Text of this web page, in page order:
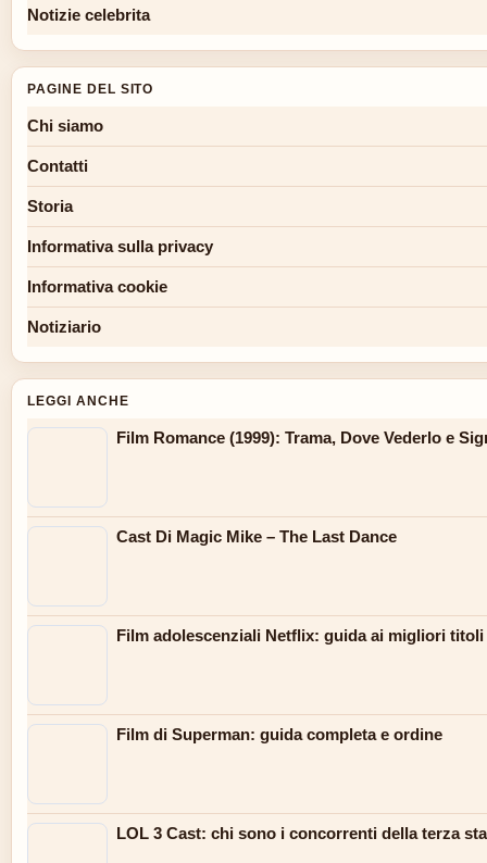
Notizie celebrita
PAGINE DEL SITO
Chi siamo
Contatti
Storia
Informativa sulla privacy
Informativa cookie
Notiziario
LEGGI ANCHE
Film Romance (1999): Trama, Dove Vederlo e
Cast Di Magic Mike – The Last Dance
Film adolescenziali Netflix: guida ai migliori
Film di Superman: guida completa e ordine
LOL 3 Cast: chi sono i concorrenti della terza